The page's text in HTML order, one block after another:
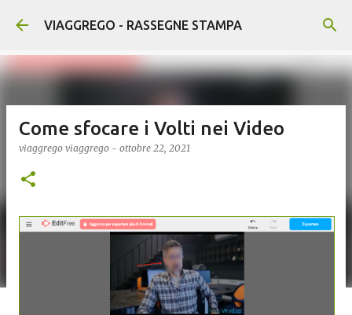
Passa ai contenuti principali
VIAGGREGO - RASSEGNE STAMPA
Come sfocare i Volti nei Video
viaggrego viaggrego - ottobre 22, 2021